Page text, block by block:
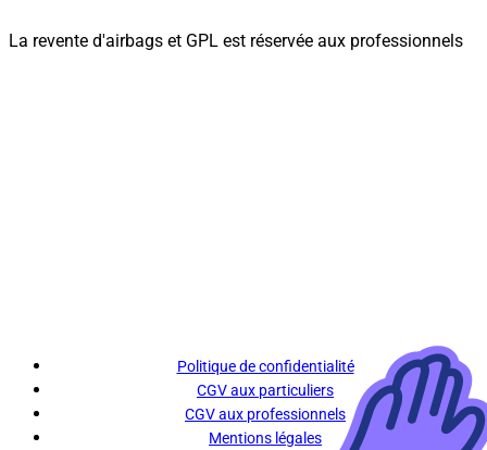
La revente d'airbags et GPL est réservée aux professionnels
Politique de confidentialité
CGV aux particuliers
CGV aux professionnels
Mentions légales